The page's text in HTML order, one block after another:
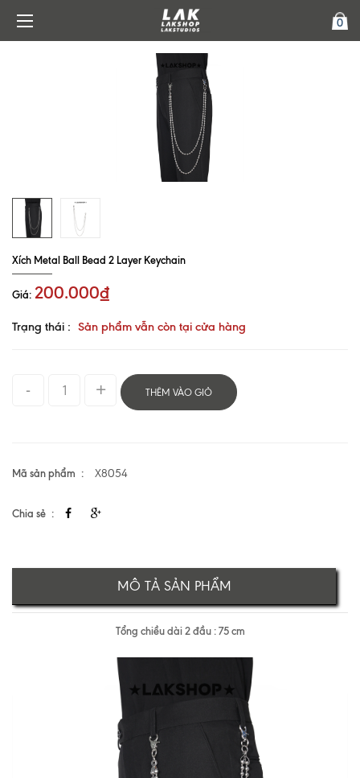
0
Xích Metal Ball Bead 2 Layer Keychain
Giá: 200.000₫
Trạng thái : Sản phẩm vẫn còn tại cửa hàng
THÊM VÀO GIỎ
Mã sản phẩm X8054
Chia sẻ
MÔ TẢ SẢN PHẨM
Tổng chiều dài 2 đầu : 75 cm